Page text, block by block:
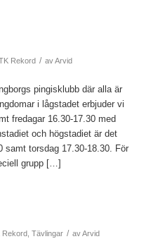
Rekord / avArvid
pingisklubb där alla är
i lågstadet erbjuder vi
fredagar 16.30-17.30 med
och högstadiet är det
samt torsdag 17.30-18.30. För
grupp […]
Rekord, Tävlingar / avArvid